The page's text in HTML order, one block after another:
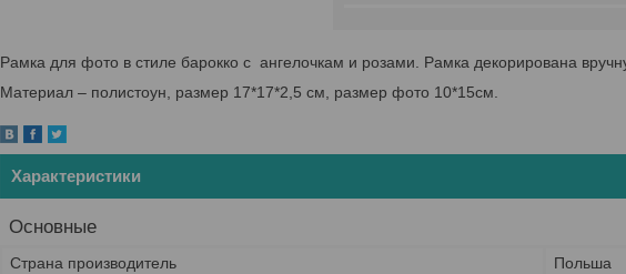
Рамка для фото в стиле барокко с ангелочкам и розами. Рамка декорирована
Материал – полистоун, размер 17*17*2,5 см, размер фото 10*15см.
Характеристики
Основные
Страна производитель
Польша